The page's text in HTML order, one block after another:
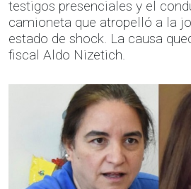
testigos presenciales y el
camioneta que atropelló a la
estado de shock. La causa
fiscal Aldo Nizetich.